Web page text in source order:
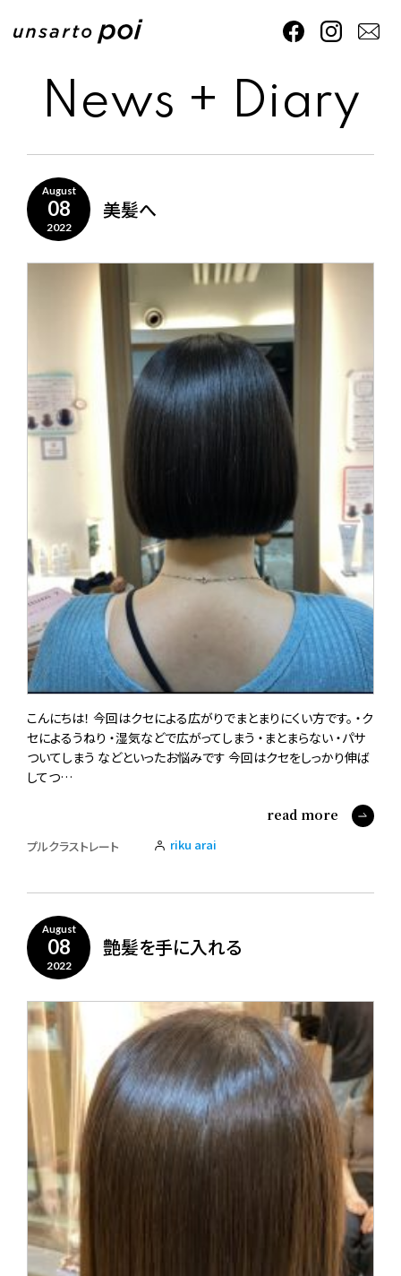
News + Diary
August
08
2022
美髪へ
こんにちは！ 今回はクセによる広がりでまとまりにくい方です。 ・ク
セによるうねり ・湿気などで広がってしまう ・まとまらない ・パサ
ついてしまう などといったお悩みです 今回はクセをしっかり伸ば
してつ…
read more
プルクラストレート riku arai
August
08
2022
艶髪を手に入れる